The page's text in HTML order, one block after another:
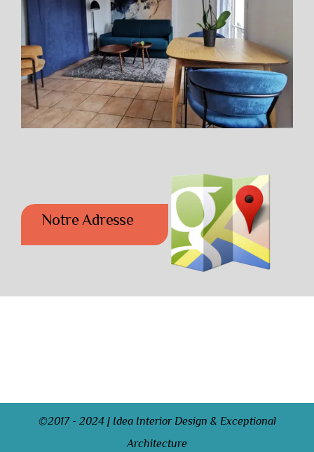
Notre Adresse
©2017 - 2024 | Idea Interior Design & Exceptional
Architecture